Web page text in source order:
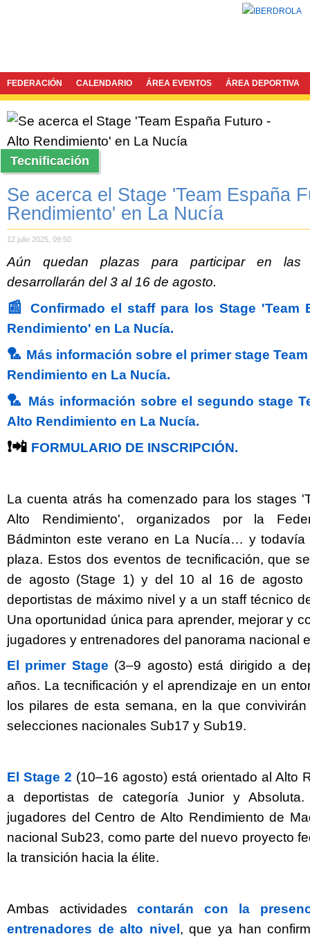
FEDERACIÓN CALENDARIO ÁREA EVENTOS ÁREA DEPORTIVA
Tecnificación
Se acerca el Stage 'Team España
Rendimiento' en La Nucía
12 julio 2025, 09:50
Aún quedan plazas para participar en las
desarrollarán del 3 al 16 de agosto.
📰 Confirmado el staff para los Stage 'Team
Rendimiento' en La Nucía.
🏸 Más información sobre el primer stage
Rendimiento en La Nucía.
🏸 Más información sobre el segundo stage
Alto Rendimiento en La Nucía.
❗📲 FORMULARIO DE INSCRIPCIÓN.
La cuenta atrás ha comenzado para los stages
Alto Rendimiento', organizados por la
Bádminton este verano en La Nucía… y todavía
plaza. Estos dos eventos de tecnificación, que
de agosto (Stage 1) y del 10 al 16 de agosto
deportistas de máximo nivel y a un staff técnico
Una oportunidad única para aprender, mejorar y
jugadores y entrenadores del panorama nacional
El primer Stage (3–9 agosto) está dirigido a
años. La tecnificación y el aprendizaje en un
los pilares de esta semana, en la que
selecciones nacionales Sub17 y Sub19.
El Stage 2 (10–16 agosto) está orientado al Alto
a deportistas de categoría Junior y Absoluta.
jugadores del Centro de Alto Rendimiento de
nacional Sub23, como parte del nuevo proyecto
la transición hacia la élite.
Ambas actividadescontarán con la
entrenadores de alto nivel , que ya han